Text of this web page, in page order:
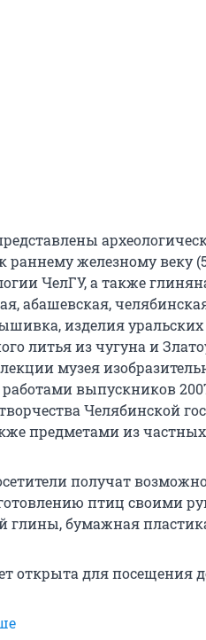
раннему железному веку
ЧелГУ, а также
абашевская,
изделия
литья из чугуна и
музея
выпускников
Челябинской
предметами из
получат
птиц своими
глины, бумажная
открыта для посещения